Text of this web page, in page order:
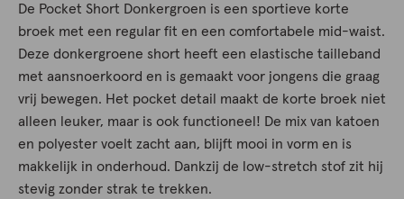
De Pocket Short Donkergroen is een sportieve korte
broek met een regular fit en een comfortabele mid-waist.
Deze donkergroene short heeft een elastische tailleband
met aansnoerkoord en is gemaakt voor jongens die graag
vrij bewegen. Het pocket detail maakt de korte broek niet
alleen leuker, maar is ook functioneel! De mix van katoen
en polyester voelt zacht aan, blijft mooi in vorm en is
makkelijk in onderhoud. Dankzij de low-stretch stof zit hij
stevig zonder strak te trekken.